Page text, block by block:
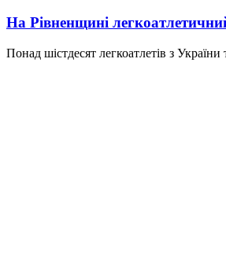
На Рівненщині
Понад шістдесят легкоатлетів з